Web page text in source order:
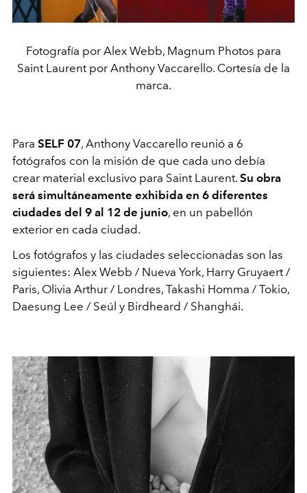
Fotografía por Alex Webb, Magnum Photos para
Saint Laurent por Anthony Vaccarello. Cortesía de la
marca.
Para SELF 07, Anthony Vaccarello reunió a 6
fotógrafos con la misión de que cada uno debía
crear material exclusivo para Saint Laurent. Su obra
será simultáneamente exhibida en 6 diferentes
ciudades del 9 al 12 de junio, en un pabellón
exterior en cada ciudad.
Los fotógrafos y las ciudades seleccionadas son las
siguientes: Alex Webb / Nueva York, Harry Gruyaert /
Paris, Olivia Arthur / Londres, Takashi Homma / Tokio,
Daesung Lee / Seúl y Birdheard / Shanghái.